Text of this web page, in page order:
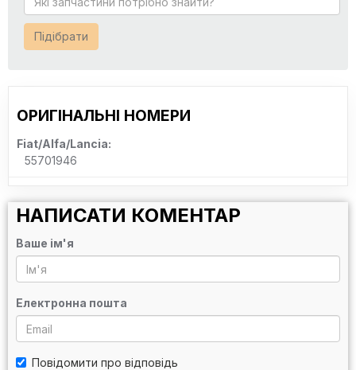
Підібрати
ОРИГІНАЛЬНІ НОМЕРИ
Fiat/Alfa/Lancia:
55701946
НАПИСАТИ КОМЕНТАР
Ваше ім'я
Електронна пошта
Повідомити про відповідь